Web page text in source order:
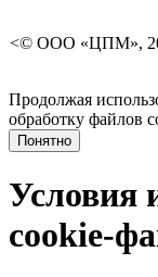
<© ООО «ЦПМ»,
Продолжая
обработку файлов
Понятно
Условия
cookie-